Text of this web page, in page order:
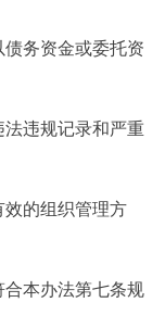
务资金或委托资
违规记录和严重
的组织管理方
本办法第七条规